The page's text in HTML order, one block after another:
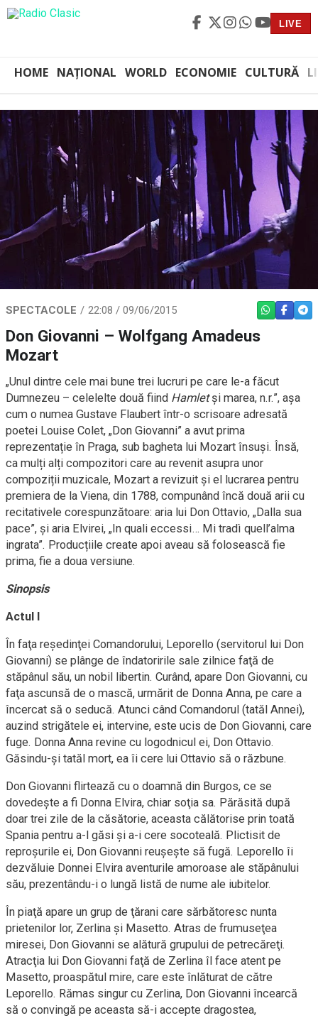
LIVE
HOME NAȚIONAL WORLD ECONOMIE CULTURĂ
SPECTACOLE 22:08 / 09/06/2015 WHATSAPP
Don Giovanni – Wolfgang Amadeus
Mozart
„Unul dintre cele mai bune trei lucruri pe care le-a făcut
Dumnezeu – celelelte două fiind Hamletși marea, n.r.”, așa
cum o numea Gustave Flaubert într-o scrisoare adresată
poetei Louise Colet, „Don Giovanni” a avut prima
reprezentație în Praga, sub bagheta lui Mozart însuși. Însă,
ca mulți alți compozitori care au revenit asupra unor
compoziții muzicale, Mozart a revizuit și el lucrarea pentru
premiera de la Viena, din 1788, compunând încă două arii cu
recitativele corespunzătoare: aria lui Don Ottavio, „Dalla sua
pace”, și aria Elvirei, „In quali eccessi… Mi tradì quell’alma
ingrata”. Producțiile create apoi aveau să folosească fie
prima, fie a doua versiune.
Sinopsis
Actul I
În faţa reședinţei Comandorului, Leporello (servitorul lui Don
Giovanni) se plânge de îndatoririle sale zilnice faţă de
stăpânul său, un nobil libertin. Curând, apare Don Giovanni, cu
faţa ascunsă de o mască, urmărit de Donna Anna, pe care a
încercat să o seducă. Atunci când Comandorul (tatăl Annei),
auzind strigătele ei, intervine, este ucis de Don Giovanni, care
fuge. Donna Anna revine cu logodnicul ei, Don Ottavio.
Găsindu-și tatăl mort, ea îi cere lui Ottavio să o răzbune.
Don Giovanni flirtează cu o doamnă din Burgos, ce se
dovedește a fi Donna Elvira, chiar soţia sa. Părăsită după
doar trei zile de la căsătorie, aceasta călătorise prin toată
Spania pentru a-l găsi și a-i cere socoteală. Plictisit de
reproșurile ei, Don Giovanni reușește să fugă. Leporello îi
dezvăluie Donnei Elvira aventurile amoroase ale stăpânului
său, prezentându-i o lungă listă de nume ale iubitelor.
În piaţă apare un grup de ţărani care sărbătoresc nunta
prietenilor lor, Zerlina și Masetto. Atras de frumuseţea
miresei, Don Giovanni se alătură grupului de petrecăreţi.
Atracţia lui Don Giovanni faţă de Zerlina îl face atent pe
Masetto, proaspătul mire, care este înlăturat de către
Leporello. Rămas singur cu Zerlina, Don Giovanni încearcă
să o convingă pe aceasta să-i accepte dragostea,